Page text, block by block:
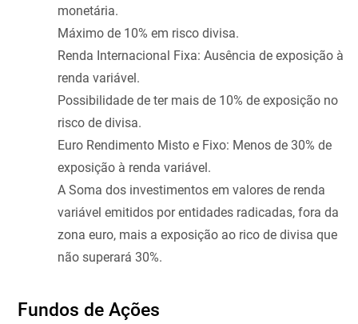
monetária.
Máximo de 10% em risco divisa.
Renda Internacional Fixa: Ausência de exposição à
renda variável.
Possibilidade de ter mais de 10% de exposição no
risco de divisa.
Euro Rendimento Misto e Fixo: Menos de 30% de
exposição à renda variável.
A Soma dos investimentos em valores de renda
variável emitidos por entidades radicadas, fora da
zona euro, mais a exposição ao rico de divisa que
não superará 30%.
Fundos de Ações